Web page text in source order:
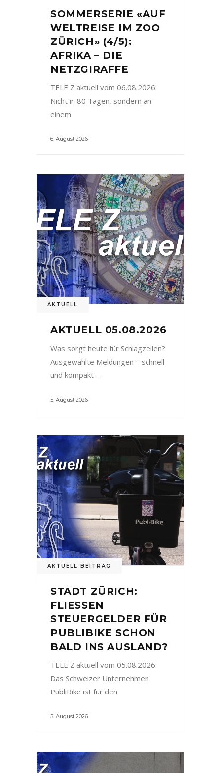
SOMMERSERIE «AUF
WELTREISE IM ZOO
ZÜRICH» (4/5):
AFRIKA – DIE
NETZGIRAFFE
TELE Z aktuell vom 06.08.2026:
Nicht in 80 Tagen, sondern an
einem
6. August 2026
AKTUELL
AKTUELL 05.08.2026
Was sorgt heute für Schlagzeilen?
Ausgewählte Meldungen – schnell
und kompakt –
5. August 2026
AKTUELL BEITRAG
STADT ZÜRICH:
FLIESSEN
STEUERGELDER FÜR
PUBLIBIKE SCHON
BALD INS AUSLAND?
TELE Z aktuell vom 05.08.2026:
Das Schweizer Unternehmen
PubliBike ist für den
5. August 2026